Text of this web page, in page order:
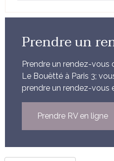
Prendre un
Prendre un rendez-vous
Le Bouëtté à Paris 3;
prendre un rendez-vous
Prendre RV en ligne